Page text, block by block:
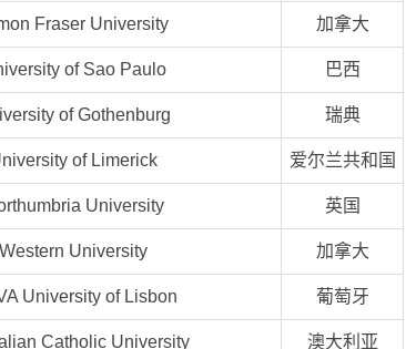
Fraser University 加拿大
of Sao Paulo 巴西
of Gothenburg 瑞典
of Limerick 爱尔兰共和国
University 英国
Western University 加拿大
University of Lisbon 葡萄牙
Catholic University 澳大利亚